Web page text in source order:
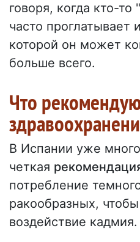
говоря, когда кто-то
часто проглатывает
которой он может
больше всего.
Что
В Испании уже
четкая
потребление
ракообразных,
воздействие кадмия.